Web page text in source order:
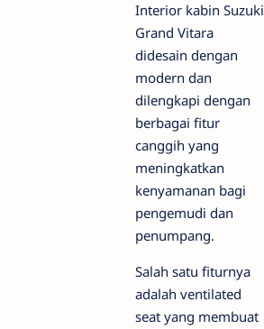
Interior kabin Suzuki
Grand Vitara
didesain dengan
modern dan
dilengkapi dengan
berbagai fitur
canggih yang
meningkatkan
kenyamanan bagi
pengemudi dan
penumpang.
Salah satu fiturnya
adalah ventilated
seat yang membuat